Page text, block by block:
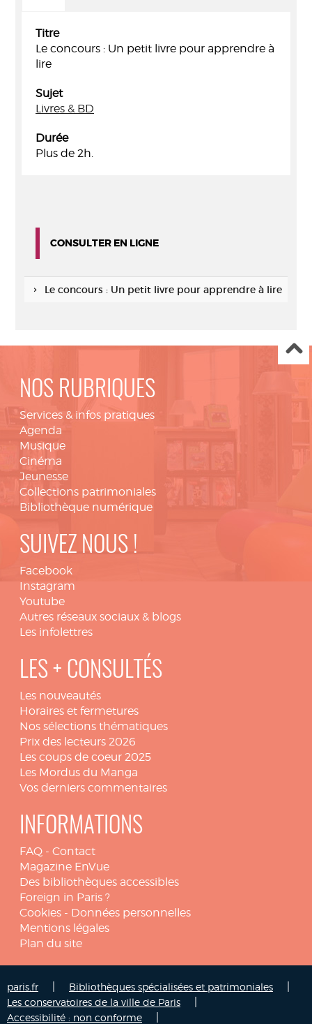
Titre
Le concours : Un petit livre pour apprendre à
lire
Sujet
Livres & BD
Durée
Plus de 2h.
CONSULTER EN LIGNE
Le concours : Un petit livre pour apprendre à lire
NOS RUBRIQUES
Services & infos pratiques
Agenda
Musique
Cinéma
Jeunesse
Collections patrimoniales
Bibliothèque numérique
SUIVEZ NOUS !
Facebook
Instagram
Youtube
Autres réseaux sociaux & blogs
Les infolettres
LES + CONSULTÉS
Les nouveautés
Horaires et fermetures
Nos sélections thématiques
Prix des lecteurs 2026
Les coups de coeur 2025
Les Mordus du Manga
Vos derniers commentaires
INFORMATIONS
FAQ - Contact
Magazine EnVue
Des bibliothèques accessibles
Foreign in Paris ?
Cookies - Données personnelles
Mentions légales
Plan du site
paris.fr Bibliothèques spécialisées et patrimoniales
Les conservatoires de la ville de Paris
Accessibilité : non conforme